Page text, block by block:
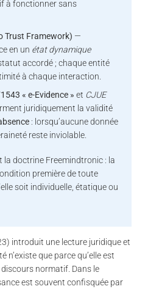
à fonctionner sans
Trust Framework) —
en un état dynamique
accordé ; chaque entité
à chaque interaction.
« e-Evidence » et CJUE
juridiquement la validité
: lorsqu’aucune donnée
reste inviolable.
la doctrine Freemindtronic : la
première de toute
soit individuelle, étatique ou
introduit une lecture juridique et
n’existe que parce qu’elle est
normatif. Dans le
est souvent confisquée par